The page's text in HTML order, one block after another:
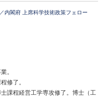
内閣府 上席科学技術政策フェロー
。
修了。
課程経営工学専攻修了。博士（工